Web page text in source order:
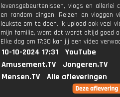
levensgebeurtenissen, vlogs en allerlei
en random dingen. Reizen en vloggen
leukste om te doen. Ik upload ook veel
mijn familie, want dat wordt altijd goed
Elke dag om 17:30 kan jij een video
10-10-2024 17:31
YouTube
Amusement.TV
Jongeren.TV
Mensen.TV
Alle afleveringen